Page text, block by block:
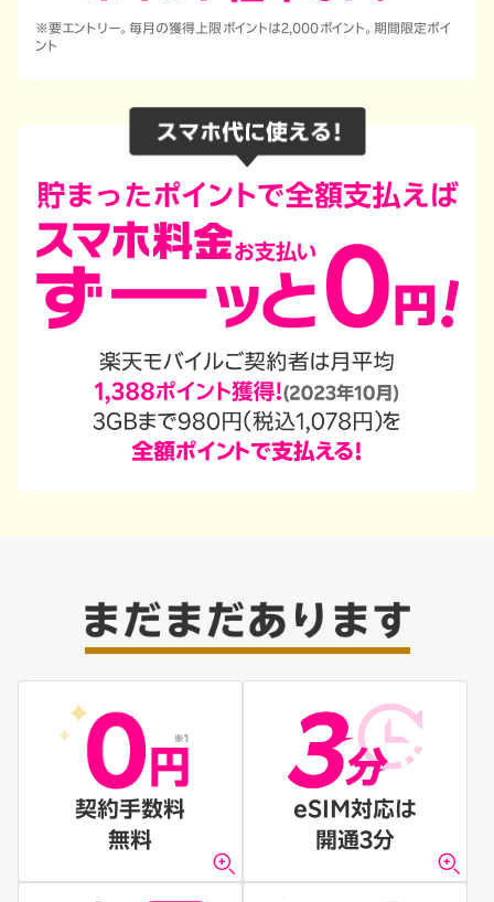
※要エントリー。毎月の獲得上限ポイントは2,000ポイント。期間限定ポイ
ント
契約手数料
無料
eSIM対応は
開通3分